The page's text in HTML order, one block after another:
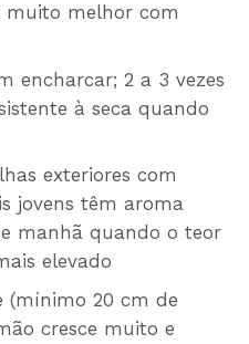
muito melhor com
encharcar; 2 a 3 vezes
à seca quando
exteriores com
jovens têm aroma
manhã quando o teor
elevado
(mínimo 20 cm de
cresce muito e